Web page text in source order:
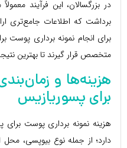
در بزرگسالان، این فرآیند
برداشت که اطلاعات جامع‌تری
برای انجام نمونه برداری
متخصص قرار گیرند تا بهترین
هزینه‌ها و
برای پسوریازیس
هزینه نمونه برداری پوست
دارد؛ از جمله نوع بیوپسی،